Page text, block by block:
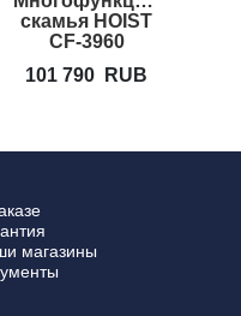
скамья HOIST
CF-3960
101 790
RUB
магазины